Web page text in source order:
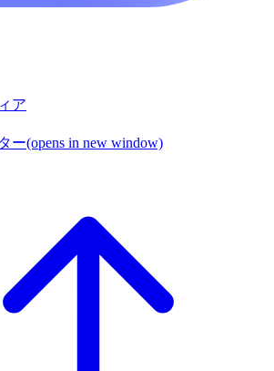
ア
ー(opens in new window)